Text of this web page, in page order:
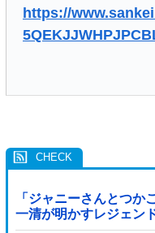
https://
「ジャニーさんとつか
一清が明かすレジェン